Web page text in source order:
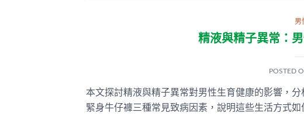
男
精液與精子異常：
POSTED
本文探討精液與精子異常對男性生育健康的影響，
緊身牛仔褲三種常見致病因素，說明這些生活方式如